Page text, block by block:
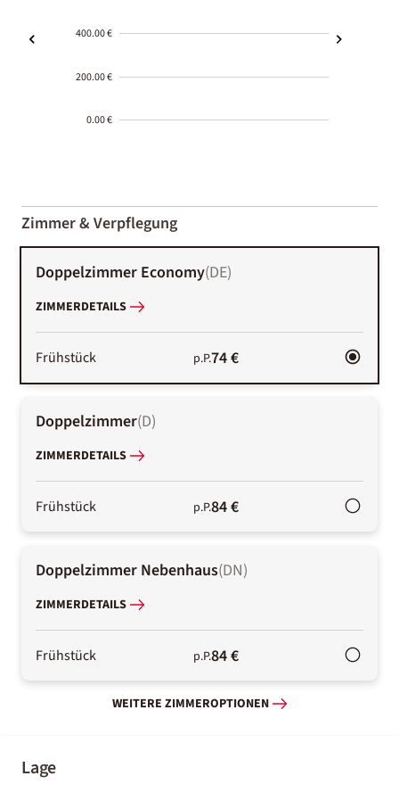
400.00 €
200.00 €
0.00 €
01-02
Zimmer & Verpflegung
Doppelzimmer Economy(DE)
ZIMMERDETAILS
Frühstück p.P.74 €
Doppelzimmer(D)
ZIMMERDETAILS
Frühstück p.P.84 €
Doppelzimmer Nebenhaus(DN)
ZIMMERDETAILS
Frühstück p.P.84 €
WEITERE ZIMMEROPTIONEN
Lage